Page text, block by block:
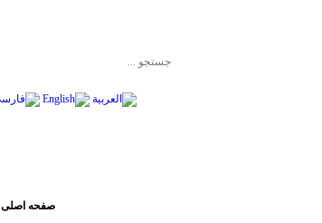
صفحه اصلی